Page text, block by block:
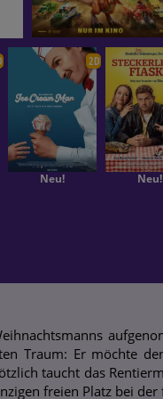
2D
Neu! Neu!
Traum: Er möchte
taucht das
freien Platz bei der